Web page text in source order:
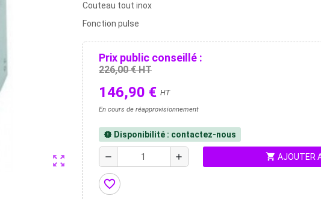
zoom_out_map
Couteau tout inox
Fonction pulse
Prix public conseillé :
226,00 € HT
146,90 € HT
En cours de réapprovisionnement
new_releases Disponibilité : contactez-nous
remove add shopping_cart AJOUTER
favorite_border